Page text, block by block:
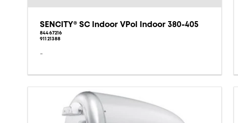
SENCITY® SC Indoor VPol Indoor 380-405
84467216
91121388
-